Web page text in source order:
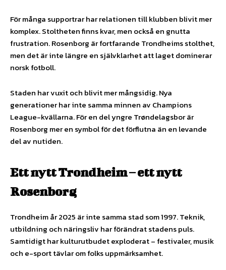
För många supportrar har relationen till klubben blivit mer
komplex. Stoltheten finns kvar, men också en gnutta
frustration. Rosenborg är fortfarande Trondheims stolthet,
men det är inte längre en självklarhet att laget dominerar
norsk fotboll.
Staden har vuxit och blivit mer mångsidig. Nya
generationer har inte samma minnen av Champions
League-kvällarna. För en del yngre Trøndelagsbor är
Rosenborg mer en symbol för det förflutna än en levande
del av nutiden.
Ett nytt Trondheim – ett nytt
Rosenborg
Trondheim år 2025 är inte samma stad som 1997. Teknik,
utbildning och näringsliv har förändrat stadens puls.
Samtidigt har kulturutbudet exploderat – festivaler, musik
och e-sport tävlar om folks uppmärksamhet.